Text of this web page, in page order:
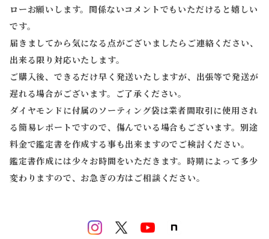
ローお願いします。関係ないコメントでもいただけると嬉しい
です。
届きましてから気になる点がございましたらご連絡ください、
出来る限り対応いたします。
ご購入後、できるだけ早く発送いたしますが、出張等で発送が
遅れる場合がございます。ご了承ください。
ダイヤモンドに付属のソーティング袋は業者間取引に使用され
る簡易レポートですので、傷んでいる場合もございます。別途
料金で鑑定書を作成する事も出来ますのでご検討ください。
鑑定書作成には少々お時間をいただきます。時期によって多少
変わりますので、お急ぎの方はご相談ください。